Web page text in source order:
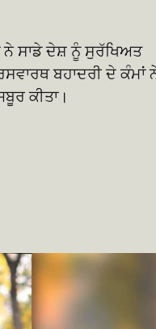
ਨੇ ਸਾਡੇ ਦੇਸ਼ ਨੂੰ ਸੁਰੱਖਿਅਤ
ਬਹਾਦਰੀ ਦੇ ਕੰਮਾਂ
ਕੀਤਾ।